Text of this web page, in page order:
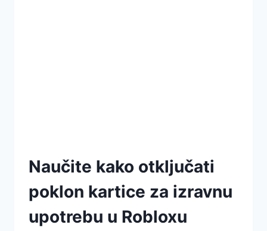
Naučite kako otključati
poklon kartice za izravnu
upotrebu u Robloxu